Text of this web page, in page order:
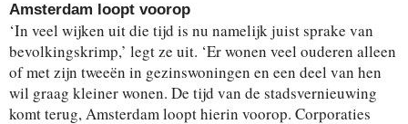
Amsterdam loopt voorop
‘In veel wijken uit die tijd is nu namelijk juist sprake van
bevolkingskrimp,’ legt ze uit. ‘Er wonen veel ouderen alleen
of met zijn tweeën in gezinswoningen en een deel van hen
wil graag kleiner wonen. De tijd van de stadsvernieuwing
komt terug, Amsterdam loopt hierin voorop. Corporaties